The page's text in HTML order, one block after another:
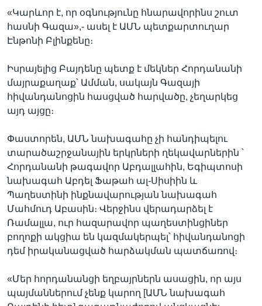
«Կարևոր է, որ օգնությունը հնարավորինս շուտ
հասնի Գազա»,- ասել է ԱՄՆ պետքարտուղար
Էնթոնի Բլինքենը։
Իսրայելից Բայդենը պետք է մեկներ Հորդանանի
մայրաքաղաք՝ Ամման, սակայն Գազայի
հիվանդանոցին հասցված հարվածը, չեղարկեց
այդ այցը։
Փաստորեն, ԱՄՆ նախագահը չի հանդիպելու
տարածաշրջանային երկրների ղեկավարներին ՝
Հորդանանի թագավոր Աբդալլահին, Եգիպտոսի
նախագահ Աբդել Ֆաթահ ալ-Սիսիին և
Պաղեստինի ինքնավարության նախագահ
Մահմուդ Աբասին։ Վերջինս վերադարձել է
Ռամալլա, ուր հազարավոր պաղեստինցիներ
բողոքի ակցիա են կազմակերպել՝ հիվանդանոցի
դեմ իրականացված հարձակման պատճառով։
«Մեր հորդանանցի եղբայրներն ասացին, որ այս
պայմաններում չենք կարող [ԱՄՆ նախագահ